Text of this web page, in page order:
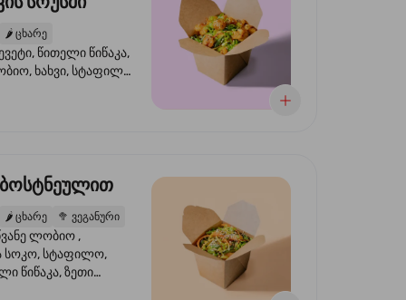
🌶️ ცხარე
წითელი წიწაკა,
ხახვი, სტაფილო,
ნიორი
🌶️ ცხარე 🥦 ვეგანური
ლობიო ,
სოკო, სტაფილო,
წიწაკა, ზეთი